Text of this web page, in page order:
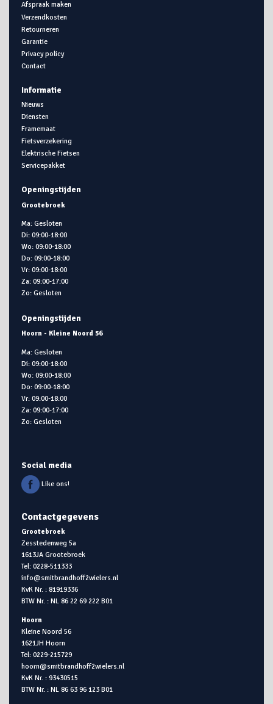
Afspraak maken
Verzendkosten
Retourneren
Garantie
Privacy policy
Contact
Informatie
Nieuws
Diensten
Framemaat
Fietsverzekering
Elektrische Fietsen
Servicepakket
Openingstijden
Grootebroek
Ma: Gesloten
Di: 09:00-18:00
Wo: 09:00-18:00
Do: 09:00-18:00
Vr: 09:00-18:00
Za: 09:00-17:00
Zo: Gesloten
Openingstijden
Hoorn - Kleine Noord 56
Ma: Gesloten
Di: 09:00-18:00
Wo: 09:00-18:00
Do: 09:00-18:00
Vr: 09:00-18:00
Za: 09:00-17:00
Zo: Gesloten
Social media
Like ons!
Contactgegevens
Grootebroek
Zesstedenweg 5a
1613JA Grootebroek
Tel: 0228-511333
info@smitbrandhoff2wielers.nl
KvK Nr. : 81919336
BTW Nr. : NL 86 22 69 222 B01
Hoorn
Kleine Noord 56
1621JH Hoorn
Tel: 0229-215729
hoorn@smitbrandhoff2wielers.nl
KvK Nr. : 93430515
BTW Nr. : NL 86 63 96 123 B01